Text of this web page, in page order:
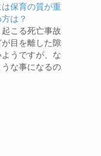
保育の質が重
は？
こる死亡事故
目を離した隙
うですが、な
な事になるの